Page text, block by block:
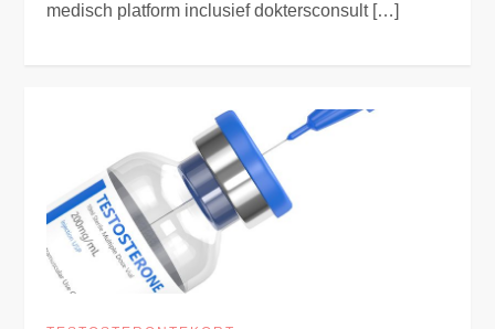
medisch platform inclusief doktersconsult […]